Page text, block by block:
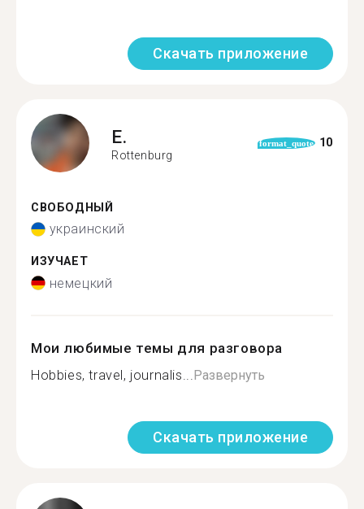
Скачать приложение
E.
Rottenburg
format_quote 10
СВОБОДНЫЙ
украинский
ИЗУЧАЕТ
немецкий
Мои любимые темы для разговора
Hobbies, travel, journalis... Развернуть
Скачать приложение